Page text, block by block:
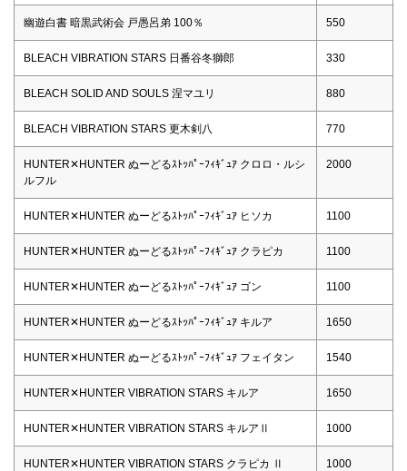
幽遊白書 暗黒武術会 戸愚呂弟 100％ 550
BLEACH VIBRATION STARS 日番谷冬獅郎 330
BLEACH SOLID AND SOULS 涅マユリ 880
BLEACH VIBRATION STARS 更木剣八 770
HUNTER✕HUNTER ぬーどるｽﾄｯﾊﾟｰﾌｨｷﾞｭｱ クロロ・ルシ
ルフル
2000
HUNTER✕HUNTER ぬーどるｽﾄｯﾊﾟｰﾌｨｷﾞｭｱ ヒソカ 1100
HUNTER✕HUNTER ぬーどるｽﾄｯﾊﾟｰﾌｨｷﾞｭｱ クラピカ 1100
HUNTER✕HUNTER ぬーどるｽﾄｯﾊﾟｰﾌｨｷﾞｭｱ ゴン 1100
HUNTER✕HUNTER ぬーどるｽﾄｯﾊﾟｰﾌｨｷﾞｭｱ キルア 1650
HUNTER✕HUNTER ぬーどるｽﾄｯﾊﾟｰﾌｨｷﾞｭｱ フェイタン 1540
HUNTER✕HUNTER VIBRATION STARS キルア 1650
HUNTER✕HUNTER VIBRATION STARS キルアⅡ 1000
HUNTER✕HUNTER VIBRATION STARS クラピカ Ⅱ 1000